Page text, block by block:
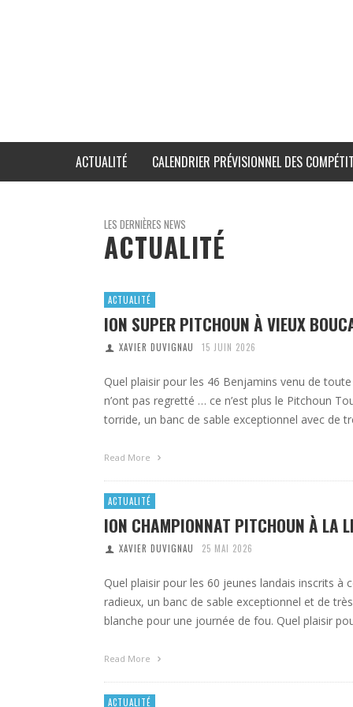
ACTUALITÉ CALENDRIER PRÉVISIONNEL DES
LES DERNIÈRES NEWS
ACTUALITÉ
ACTUALITÉ
ION SUPER PITCHOUN À VIEUX
XAVIER DUVIGNAU 15 JUIN 2026
Quel plaisir pour les 46 Benjamins venu de
n’ont pas regretté … ce n’est plus le Pitchoun
torride, un banc de sable exceptionnel avec de
Read More
ACTUALITÉ
ION CHAMPIONNAT PITCHOUN À LA
XAVIER DUVIGNAU 25 MAI 2026
Quel plaisir pour les 60 jeunes landais inscrits
radieux, un banc de sable exceptionnel et de
blanche pour une journée de fou. Quel plaisir
Read More
ACTUALITÉ